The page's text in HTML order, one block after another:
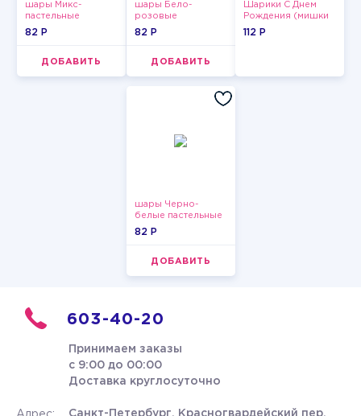
шары Микс-
пастельные
82 P
ДОБАВИТЬ
шары Бело-
розовые
пастельные
82 P
ДОБАВИТЬ
Шарики С Днем
Рождения (мишки
и тортики)
112 P
шары Черно-
белые пастельные
82 P
ДОБАВИТЬ
603-40-20
Принимаем заказы
с 9:00 до 00:00
Доставка круглосуточно
Санкт-Петербург, Красногвардейский пер.